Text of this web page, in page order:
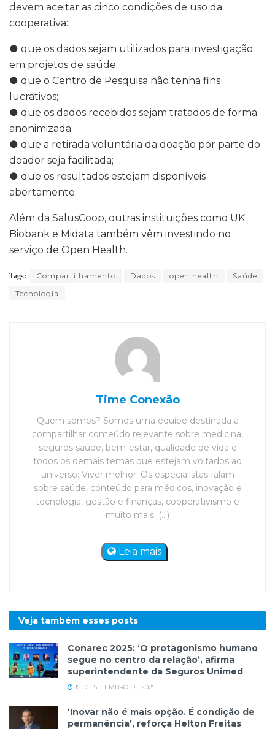
devem aceitar as cinco condições de uso da
cooperativa:
● que os dados sejam utilizados para investigação
em projetos de saúde;
● que o Centro de Pesquisa não tenha fins
lucrativos;
● que os dados recebidos sejam tratados de forma
anonimizada;
● que a retirada voluntária da doação por parte do
doador seja facilitada;
● que os resultados estejam disponíveis
abertamente.
Além da SalusCoop, outras instituições como UK
Biobank e Midata também vêm investindo no
serviço de Open Health.
Tags: Compartilhamento Dados open health
Saúde
Tecnologia
Time Conexão
Quem somos? Somos uma equipe destinada a
compartilhar conteúdo relevante sobre medicina,
seguros saúde, bem-estar, qualidade de vida e
todos os demais temas que estejam voltados ao
universo: Viver melhor. Os especialistas falam
sobre saúde, conteúdo para médicos, inovação e
tecnologia, gestão e finanças, cooperativismo e
muito mais. (...)
Leia mais
Veja também esses posts
Conarec 2025: ‘O protagonismo humano
segue no centro da relação’, afirma
superintendente da Seguros Unimed
15 DE SETEMBRO DE 2025
‘Inovar não é mais opção. É condição de
permanência’, reforça Helton Freitas